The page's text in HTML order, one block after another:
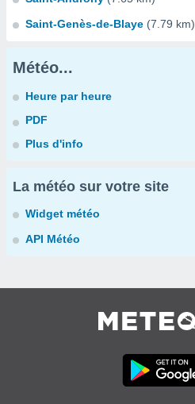
Saint-Genès-de-Blaye (7.79 km)
Météo...
Heure par heure
PDF
Plus d'info
La météo sur votre site
Widget météo
API Météo